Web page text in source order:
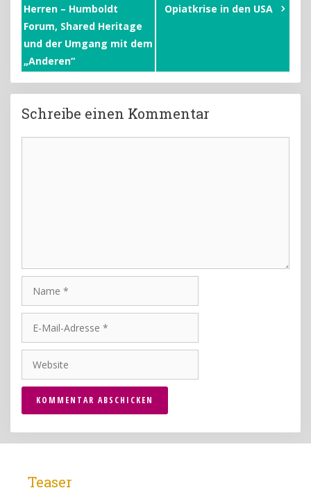
Herren – Humboldt
Forum, Shared Heritage
und der Umgang mit dem
„Anderen“
Opiatkrise in den USA
Schreibe einen Kommentar
Mail-
Adresse
Teaser